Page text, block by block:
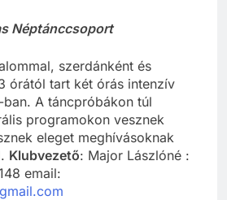
Néptánccsoport
szerdánként és
órától tart két órás intenzív
ban. A táncpróbákon túl
programokon vesznek
eleget meghívásoknak
Klubvezető: Major Lászlóné :
email: